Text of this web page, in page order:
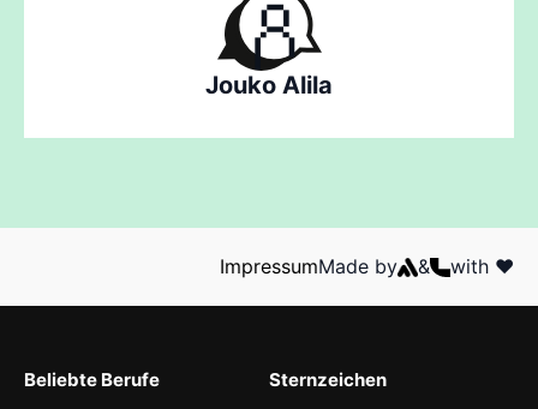
Jouko Alila
ImpressumMade by & with ❤️
Beliebte Berufe Sternzeichen